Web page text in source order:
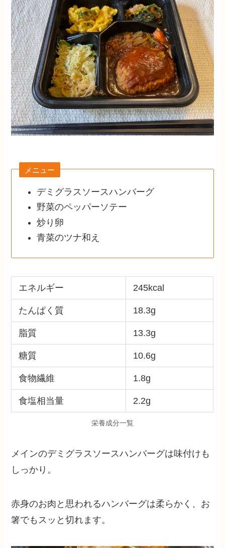
メニュー
デミグラスソースハンバーグ
野菜のペッパーソテー
炒り卵
青菜のツナ和え
エネルギー 245kcal
たんぱく質 18.3g
脂質 13.3g
糖質 10.6g
食物繊維 1.8g
食塩相当量 2.2g
栄養成分一覧
メインのデミグラスソースハンバーグは味付けも
しっかり。
赤身のお肉と思われるハンバーグは柔らかく、お
箸でもスッと切れます。